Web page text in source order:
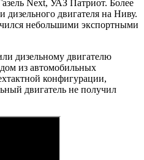
Next, УАЗ Патриот. Более
двигателя на Ниву.
небольшими экспортными
дизельному двигателю
из автомобильных
конфигурации,
двигатель не получил